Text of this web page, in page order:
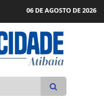
06 DE AGOSTO DE 2026